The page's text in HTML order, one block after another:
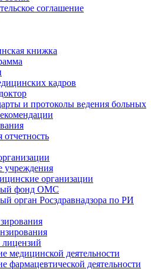
соглашение
книжка
кадров
и протоколы ведения больных
отчетность
учреждения
организации
фонд ОМС
орган Росздравнадзора по РИ
медицинской деятельности
фармацевтической деятельности